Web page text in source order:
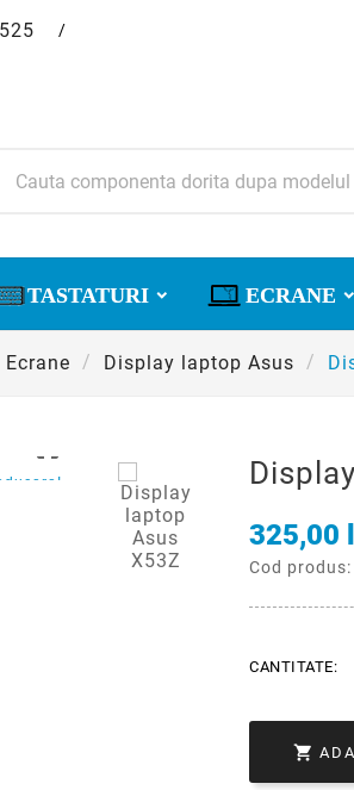
/
TASTATURI ECRANE
Ecrane Display laptop Asus
325,00
Cod produs:
CANTITATE:
